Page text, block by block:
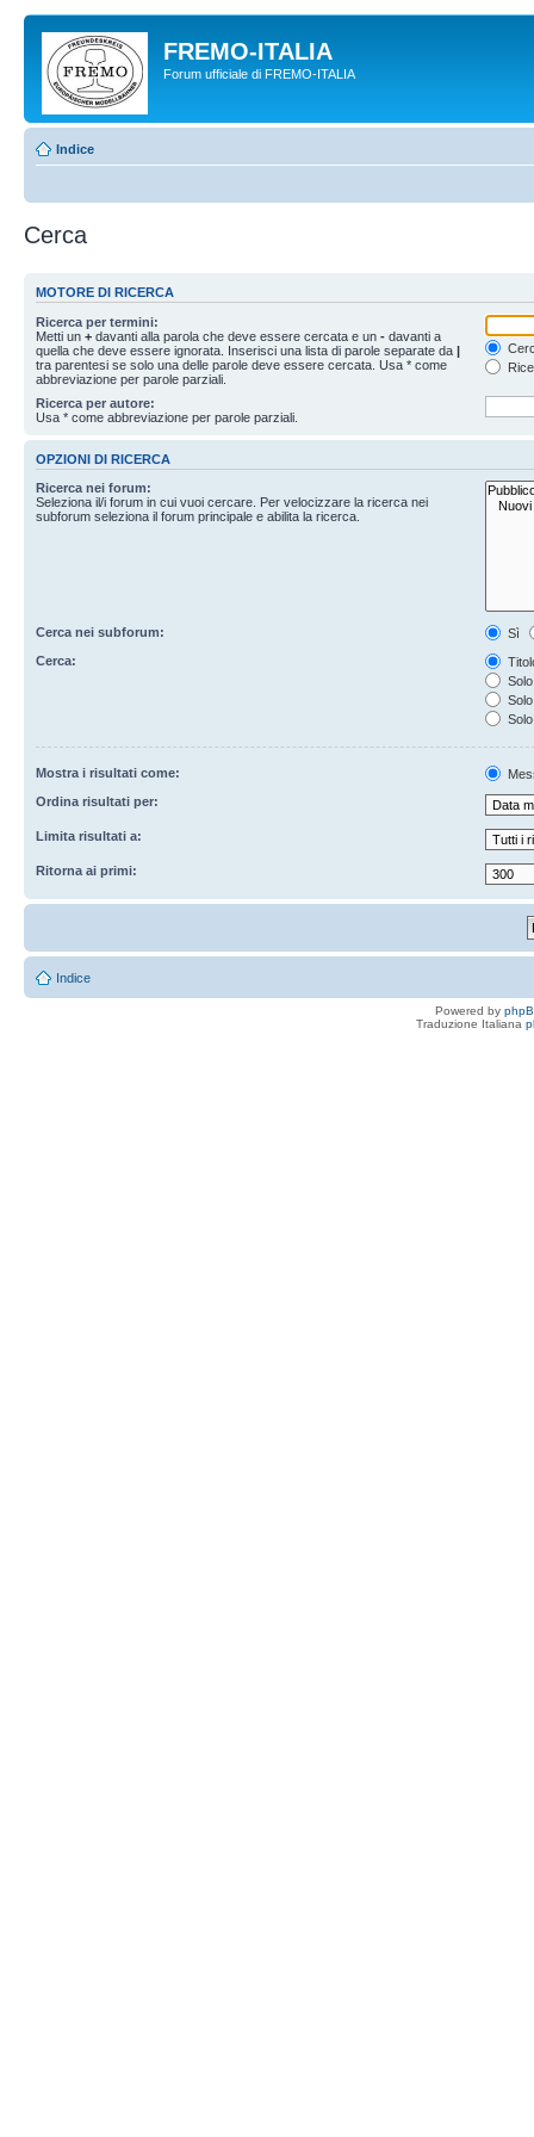
FREMO-ITALIA
Forum ufficiale di FREMO-ITALIA
Indice
Cerca
MOTORE DI RICERCA
Ricerca per termini:
Metti un + davanti alla parola che deve essere cercata e un - davanti a
quella che deve essere ignorata. Inserisci una lista di parole separate da |
tra parentesi se solo una delle parole deve essere cercata. Usa * come
abbreviazione per parole parziali.
Ricerca per autore:
Usa * come abbreviazione per parole parziali.
OPZIONI DI RICERCA
Ricerca nei forum:
Seleziona il/i forum in cui vuoi cercare. Per velocizzare la ricerca nei
subforum seleziona il forum principale e abilita la ricerca.
Cerca nei subforum:
Sì
Cerca:
Mostra i risultati come:
Ordina risultati per:
Limita risultati a:
Ritorna ai primi:
Indice
Powered by
Traduzione Italiana